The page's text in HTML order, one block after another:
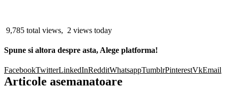
9,785 total views, 2 views today
Spune si altora despre asta, Alege platforma!
FacebookTwitterLinkedInRedditWhatsappTumblrPinterestVkEmail
Articole asemanatoare